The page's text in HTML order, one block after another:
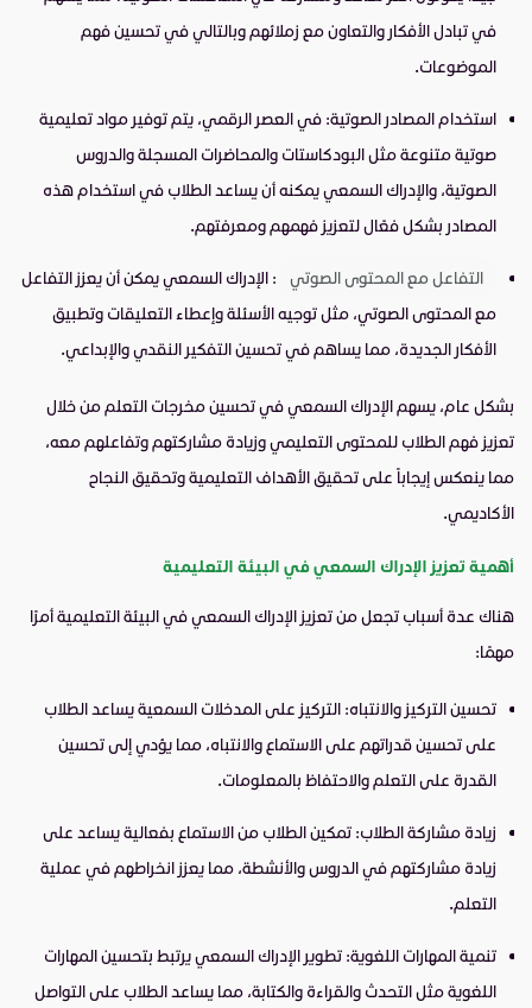
في تبادل الأفكار والتعاون مع زملائهم وبالتالي في تحسين فهم
الموضوعات.
استخدام المصادر الصوتية: في العصر الرقمي، يتم توفير مواد تعليمية
صوتية متنوعة مثل البودكاستات والمحاضرات المسجلة والدروس
الصوتية، والإدراك السمعي يمكنه أن يساعد الطلاب في استخدام هذه
المصادر بشكل فعّال لتعزيز فهمهم ومعرفتهم.
التفاعل مع المحتوى الصوتي
: الإدراك السمعي يمكن أن يعزز التفاعل
مع المحتوى الصوتي، مثل توجيه الأسئلة وإعطاء التعليقات وتطبيق
الأفكار الجديدة، مما يساهم في تحسين التفكير النقدي والإبداعي.
بشكل عام، يسهم الإدراك السمعي في تحسين مخرجات التعلم من خلال
تعزيز فهم الطلاب للمحتوى التعليمي وزيادة مشاركتهم وتفاعلهم معه،
مما ينعكس إيجاباً على تحقيق الأهداف التعليمية وتحقيق النجاح
الأكاديمي.
أهمية تعزيز الإدراك السمعي في البيئة التعليمية
هناك عدة أسباب تجعل من تعزيز الإدراك السمعي في البيئة التعليمية أمرًا
مهمًا:
تحسين التركيز والانتباه: التركيز على المدخلات السمعية يساعد الطلاب
على تحسين قدراتهم على الاستماع والانتباه، مما يؤدي إلى تحسين
القدرة على التعلم والاحتفاظ بالمعلومات.
زيادة مشاركة الطلاب: تمكين الطلاب من الاستماع بفعالية يساعد على
زيادة مشاركتهم في الدروس والأنشطة، مما يعزز انخراطهم في عملية
التعلم.
تنمية المهارات اللغوية: تطوير الإدراك السمعي يرتبط بتحسين المهارات
اللغوية مثل التحدث والقراءة والكتابة، مما يساعد الطلاب على التواصل